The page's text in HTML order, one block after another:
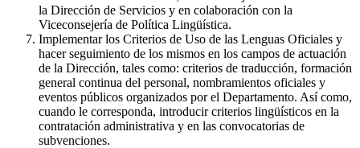
la Dirección de Servicios y en colaboración con la
Viceconsejería de Política Lingüística.
Implementar los Criterios de Uso de las Lenguas Oficiales y
hacer seguimiento de los mismos en los campos de actuación
de la Dirección, tales como: criterios de traducción, formación
general continua del personal, nombramientos oficiales y
eventos públicos organizados por el Departamento. Así como,
cuando le corresponda, introducir criterios lingüísticos en la
contratación administrativa y en las convocatorias de
subvenciones.